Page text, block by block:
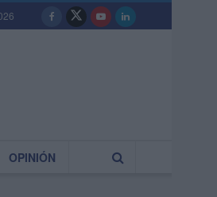
OPINIÓN